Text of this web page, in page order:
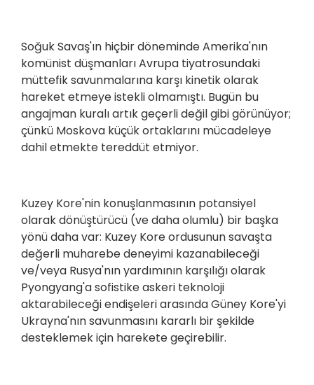
Soğuk Savaş'ın hiçbir döneminde Amerika'nın
komünist düşmanları Avrupa tiyatrosundaki
müttefik savunmalarına karşı kinetik olarak
hareket etmeye istekli olmamıştı. Bugün bu
angajman kuralı artık geçerli değil gibi görünüyor;
çünkü Moskova küçük ortaklarını mücadeleye
dahil etmekte tereddüt etmiyor.
Kuzey Kore'nin konuşlanmasının potansiyel
olarak dönüştürücü (ve daha olumlu) bir başka
yönü daha var: Kuzey Kore ordusunun savaşta
değerli muharebe deneyimi kazanabileceği
ve/veya Rusya'nın yardımının karşılığı olarak
Pyongyang'a sofistike askeri teknoloji
aktarabileceği endişeleri arasında Güney Kore'yi
Ukrayna'nın savunmasını kararlı bir şekilde
desteklemek için harekete geçirebilir.